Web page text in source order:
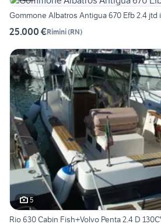
Gommone Albatros Antigua 670 Efb 2.4 jtd
25.000 €Rimini(RN)
5
Rio 630 Cabin Fish+Volvo Penta 2.4 D